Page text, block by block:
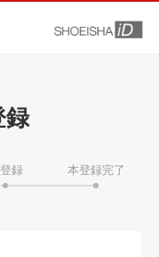
録
録 本登録完了